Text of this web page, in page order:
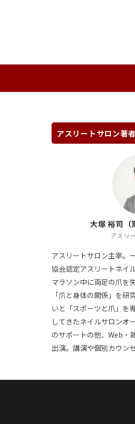
アスリートサロン著
大塚 裕司（
アスリ
アスリートサロン主宰。
協会認定アスリートネイ
マラソン中に両足の爪を
「爪と身体の関係」を研
いと「スポーツと爪」を
してきたネイルサロンオ
のサポートの他、Web・
出演。講演や個別カウン